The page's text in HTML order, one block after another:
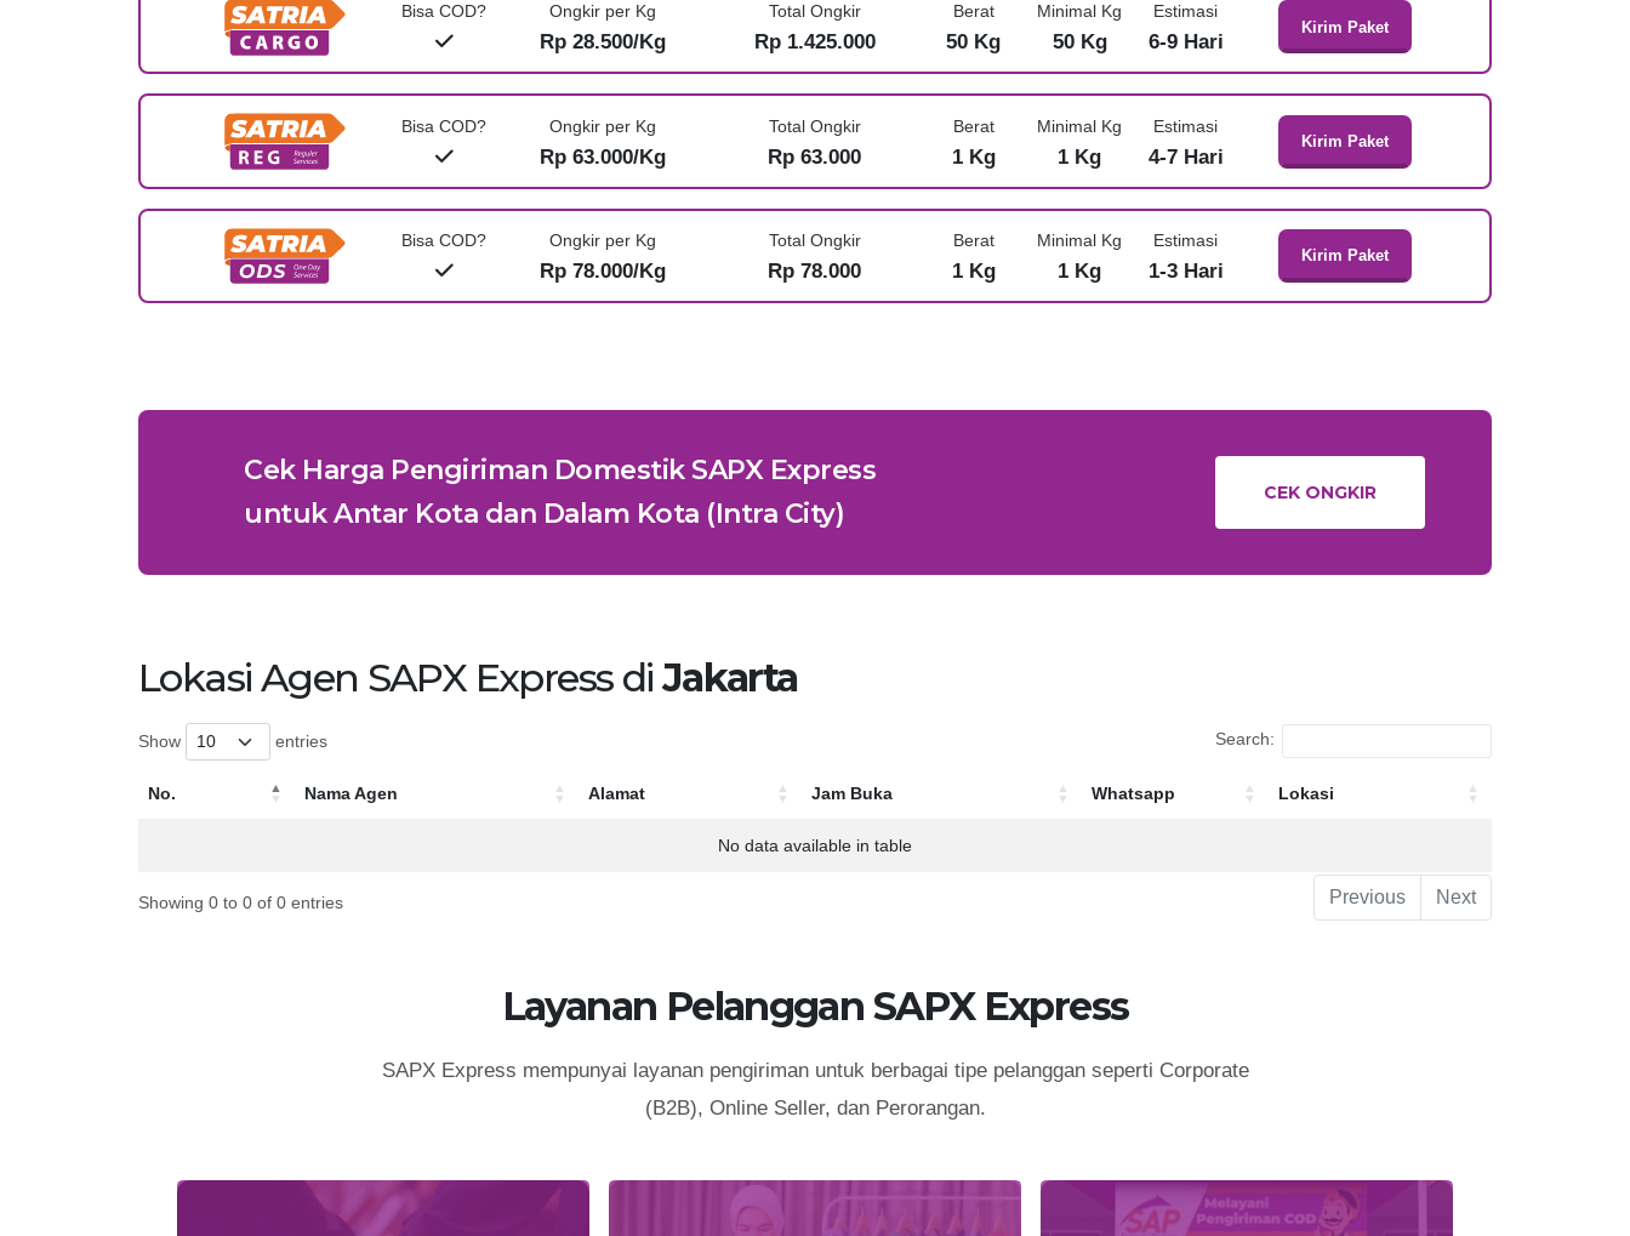
Bisa COD? Ongkir per Kg
Rp 28.500/Kg
Total Ongkir
Rp 1.425.000
Berat
50 Kg
Minimal Kg
50 Kg
Estimasi
6-9 Hari
Kirim Paket
Bisa COD? Ongkir per Kg
Rp 63.000/Kg
Total Ongkir
Rp 63.000
Berat
1 Kg
Minimal Kg
1 Kg
Estimasi
4-7 Hari
Kirim Paket
Bisa COD? Ongkir per Kg
Rp 78.000/Kg
Total Ongkir
Rp 78.000
Berat
1 Kg
Minimal Kg
1 Kg
Estimasi
1-3 Hari
Kirim Paket
Cek Harga Pengiriman Domestik SAPX Express
untuk Antar Kota dan Dalam Kota (Intra City)
CEK ONGKIR
Lokasi Agen SAPX Express diJakarta
Show entries Search:
No. Nama Agen Alamat Jam Buka Whatsapp Lokasi
Jam Buka
No data available in table
Showing 0 to 0 of 0 entries Previous Next
Layanan Pelanggan SAPX Express
SAPX Express mempunyai layanan pengiriman untuk berbagai tipe pelanggan seperti Corporate
(B2B), Online Seller, dan Perorangan.